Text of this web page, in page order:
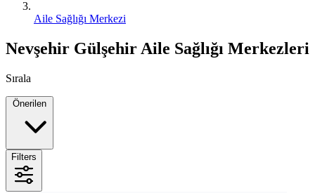
Aile Sağlığı Merkezi
Nevşehir Gülşehir Aile Sağlığı Merkezleri
Sırala
Filters